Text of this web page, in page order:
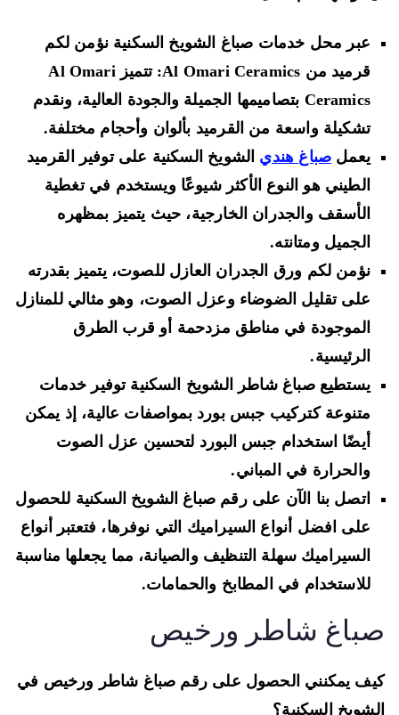
عبر محل خدمات صباغ الشويخ السكنية نؤمن لكم
قرميد من Al Omari Ceramics: تتميز Al Omari
Ceramics بتصاميمها الجميلة والجودة العالية، ونقدم
تشكيلة واسعة من القرميد بألوان وأحجام مختلفة.
يعملصباغ هنديالشويخ السكنية على توفير القرميد
الطيني هو النوع الأكثر شيوعًا ويستخدم في تغطية
الأسقف والجدران الخارجية، حيث يتميز بمظهره
الجميل ومتانته.
نؤمن لكم ورق الجدران العازل للصوت، يتميز بقدرته
على تقليل الضوضاء وعزل الصوت، وهو مثالي للمنازل
الموجودة في مناطق مزدحمة أو قرب الطرق
الرئيسية.
يستطيع صباغ شاطر الشويخ السكنية توفير خدمات
متنوعة كتركيب جبس بورد بمواصفات عالية، إذ يمكن
أيضًا استخدام جبس البورد لتحسين عزل الصوت
والحرارة في المباني.
اتصل بنا الآن على رقم صباغ الشويخ السكنية للحصول
على افضل أنواع السيراميك التي نوفرها، فتعتبر أنواع
السيراميك سهلة التنظيف والصيانة، مما يجعلها مناسبة
للاستخدام في المطابخ والحمامات.
شاطر ورخيص
يمكنني الحصول على رقم صباغ شاطر ورخيص في
السكنية؟